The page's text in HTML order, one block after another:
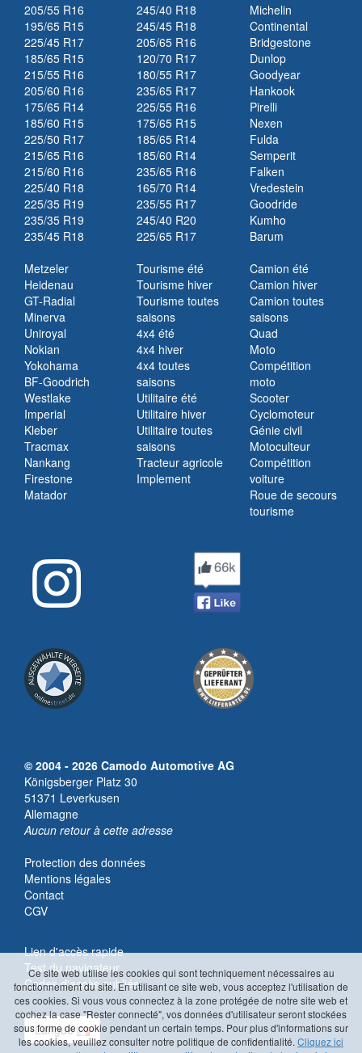
205/55 R16
195/65 R15
225/45 R17
185/65 R15
215/55 R16
205/60 R16
175/65 R14
185/60 R15
225/50 R17
215/65 R16
215/60 R16
225/40 R18
225/35 R19
235/35 R19
235/45 R18
245/40 R18
245/45 R18
205/65 R16
120/70 R17
180/55 R17
235/65 R17
225/55 R16
175/65 R15
185/65 R14
185/60 R14
235/65 R16
165/70 R14
235/55 R17
245/40 R20
225/65 R17
Michelin
Continental
Bridgestone
Dunlop
Goodyear
Hankook
Pirelli
Nexen
Fulda
Semperit
Falken
Vredestein
Goodride
Kumho
Barum
Metzeler
Heidenau
GT-Radial
Minerva
Uniroyal
Nokian
Yokohama
BF-Goodrich
Westlake
Imperial
Kleber
Tracmax
Nankang
Firestone
Matador
Tourisme été
Tourisme hiver
Tourisme toutes
saisons
4x4 été
4x4 hiver
4x4 toutes
saisons
Utilitaire été
Utilitaire hiver
Utilitaire toutes
saisons
Tracteur agricole
Implement
Camion été
Camion hiver
Camion toutes
saisons
Quad
Moto
Compétition
moto
Scooter
Cyclomoteur
Génie civil
Motoculteur
Compétition
voiture
Roue de secours
tourisme
© 2004 - 2026 Camodo Automotive AG
Königsberger Platz 30
51371 Leverkusen
Allemagne
Aucun retour à cette adresse
Protection des données
Mentions légales
Contact
CGV
Lien d'accès rapide
Test du navigateur
Codes d'accès oubliés
Langue
Ce site web utilise les cookies qui sont techniquement nécessaires au
fonctionnement du site. En utilisant ce site web, vous acceptez l'utilisation de
ces cookies. Si vous vous connectez à la zone protégée de notre site web et
cochez la case "Rester connecté", vos données d'utilisateur seront stockées
sous forme de cookie pendant un certain temps. Pour plus d'informations sur
les cookies, veuillez consulter notre politique de confidentialité. Cliquez ici